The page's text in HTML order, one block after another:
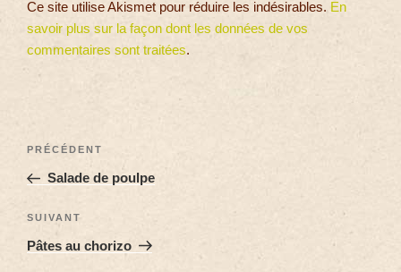
Ce site utilise Akismet pour réduire les indésirables. En
savoir plus sur la façon dont les données de vos
commentaires sont traitées.
PRÉCÉDENT
Salade de poulpe
SUIVANT
Pâtes au chorizo